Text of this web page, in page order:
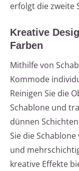
erfolgt die zweite
Kreative
Farben
Mithilfe von
Kommode
Reinigen Sie die
Schablone und
dünnen
Sie die
und
kreative Effekte